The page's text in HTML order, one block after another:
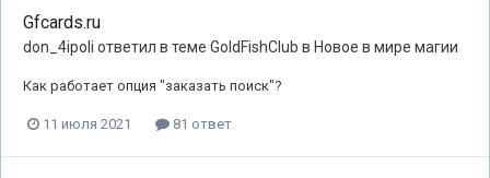
Gfcards.ru
don_4ipoli ответил в теме GoldFishClub в Новое в мире магии
Как работает опция "заказать поиск"?
11 июля 2021 81 ответ